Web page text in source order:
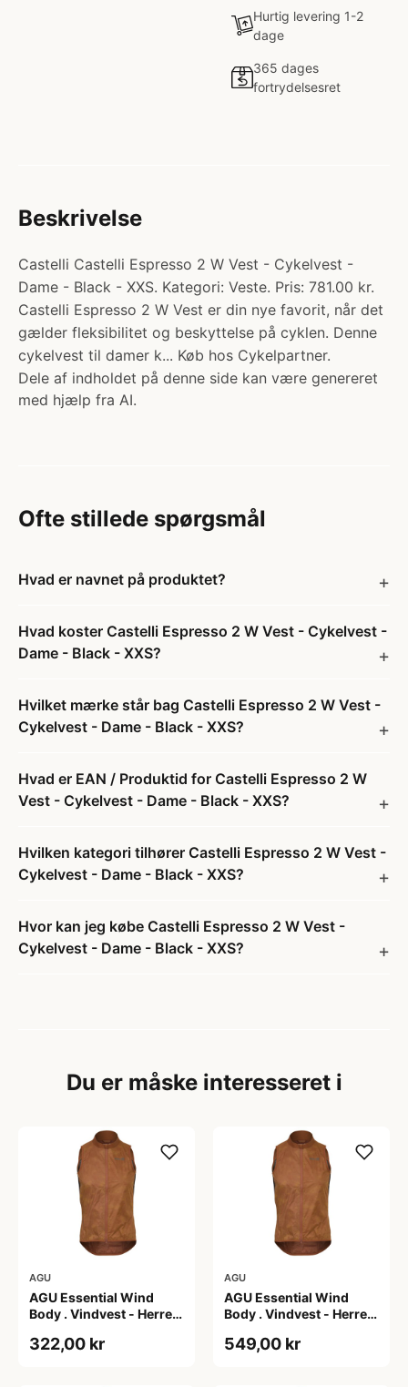
Hurtig levering 1-2
dage
365 dages
fortrydelsesret
Beskrivelse
Castelli Castelli Espresso 2 W Vest - Cykelvest -
Dame - Black - XXS. Kategori: Veste. Pris: 781.00 kr.
Castelli Espresso 2 W Vest er din nye favorit, når det
gælder fleksibilitet og beskyttelse på cyklen. Denne
cykelvest til damer k... Køb hos Cykelpartner.
Dele af indholdet på denne side kan være genereret
med hjælp fra AI.
Ofte stillede spørgsmål
Hvad er navnet på produktet?
Hvad koster Castelli Espresso 2 W Vest - Cykelvest -
Dame - Black - XXS?
Hvilket mærke står bag Castelli Espresso 2 W Vest -
Cykelvest - Dame - Black - XXS?
Hvad er EAN / Produktid for Castelli Espresso 2 W
Vest - Cykelvest - Dame - Black - XXS?
Hvilken kategori tilhører Castelli Espresso 2 W Vest -
Cykelvest - Dame - Black - XXS?
Hvor kan jeg købe Castelli Espresso 2 W Vest -
Cykelvest - Dame - Black - XXS?
Du er måske interesseret i
AGU
AGU Essential Wind
Body . Vindvest - Herre -
322,00 kr
AGU
AGU Essential Wind
Body . Vindvest - Herre -
549,00 kr